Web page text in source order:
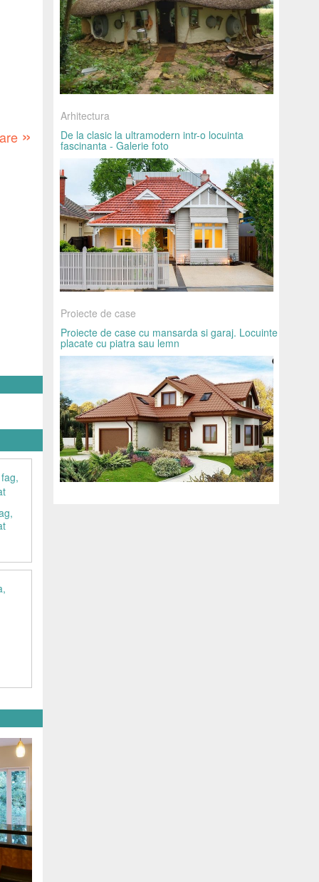
»
Arhitectura
De la clasic la ultramodern intr-o locuinta
fascinanta - Galerie foto
Proiecte de case
Proiecte de case cu mansarda si garaj. Locuinte
placate cu piatra sau lemn